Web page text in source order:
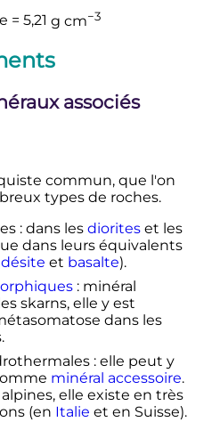
= 5,21 g cm−3
associés
commun, que l'on
types de roches.
: dans les dioriteset les
dans leurs équivalents
et basalte).
: minéral
skarns, elle y est
dans les
: elle peut y
minéral accessoire.
elle existe en très
(en Italie et en Suisse).